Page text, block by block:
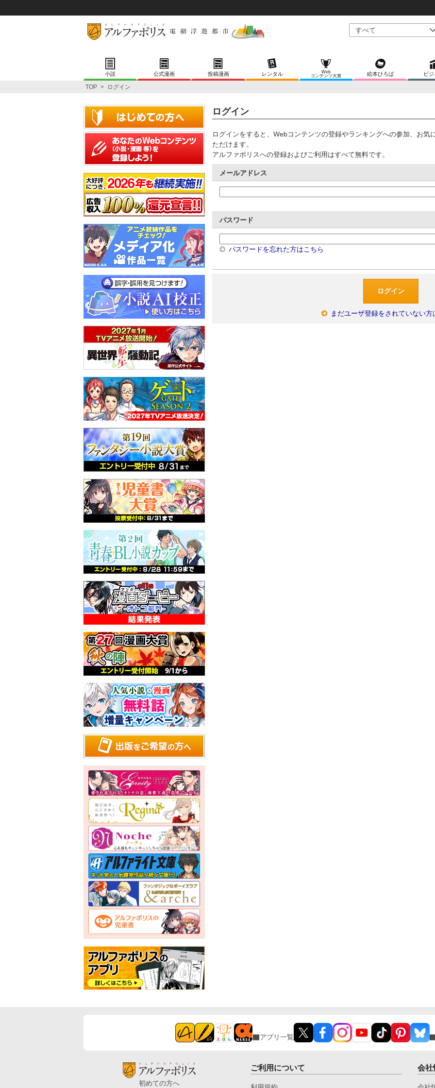
小説 公式漫画 投稿漫画 レンタル
Web
コンテンツ大賞
絵本ひろば ビ
TOP > ログイン
ログイン
ログインをすると、Webコンテンツの登録やランキングへの参加、お気
ただけます。
アルファポリスへの登録およびご利用はすべて無料です。
メールアドレス
パスワード
パスワードを忘れた方はこちら
まだユーザ登録をされていない方
アプリ一覧
初めての方へ
ご利用について 会社